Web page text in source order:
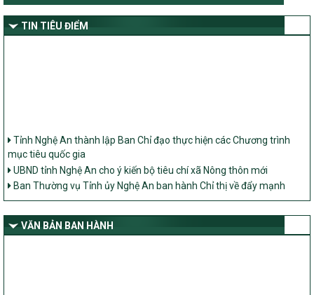
TIN TIÊU ĐIỂM
mục tiêu quốc gia
UBND tỉnh Nghệ An cho ý kiến bộ tiêu chí xã Nông thôn mới
Ban Thường vụ Tỉnh ủy Nghệ An ban hành Chỉ thị về đẩy mạnh
thực hiện Chương trình mục tiêu quốc gia xây dựng nông thôn mới,
giảm nghèo bền vững và phát triển kinh tế – xã hội vùng đồng bào
dân tộc thiểu số và miền núi giai đoạn 2026 – 2030 trên địa bàn tỉnh
Nghệ An
VĂN BẢN BAN HÀNH